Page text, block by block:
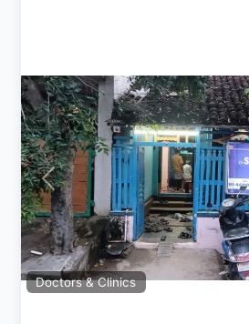
Doctors & Clinics
Previous